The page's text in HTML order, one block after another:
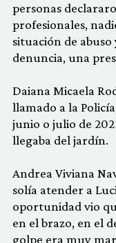
personas
profesionales,
situación de
denuncia, una
Daiana Micaela
llamado a la
junio o julio de
llegaba del jardín.
Andrea Viviana
solía atender a
oportunidad vio
en el brazo, en el
golpe era muy